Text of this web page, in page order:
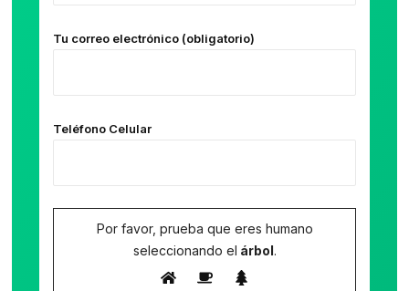
Tu correo electrónico (obligatorio)
Teléfono Celular
Por favor, prueba que eres humano
seleccionando el árbol.